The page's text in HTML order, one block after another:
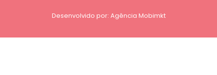
Desenvolvido por: Agência Mobimkt